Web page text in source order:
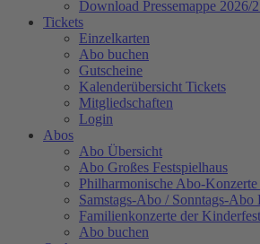
Download Pressemappe 2026/
Tickets
Einzelkarten
Abo buchen
Gutscheine
Kalenderübersicht Tickets
Mitgliedschaften
Login
Abos
Abo Übersicht
Abo Großes Festspielhaus
Philharmonische Abo-
Samstags-Abo / Sonntags-Abo
Familienkonzerte der
Abo buchen